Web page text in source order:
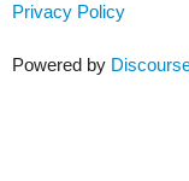
Privacy Policy
Powered by